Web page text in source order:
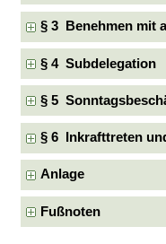
§ 3 Benehmen mit
§ 4 Subdelegation
§ 5
§ 6 Inkrafttreten
Anlage
Fußnoten